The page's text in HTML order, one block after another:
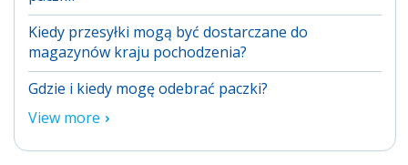
Kiedy przesyłki mogą być dostarczane do
magazynów kraju pochodzenia?
Gdzie i kiedy mogę odebrać paczki?
View more